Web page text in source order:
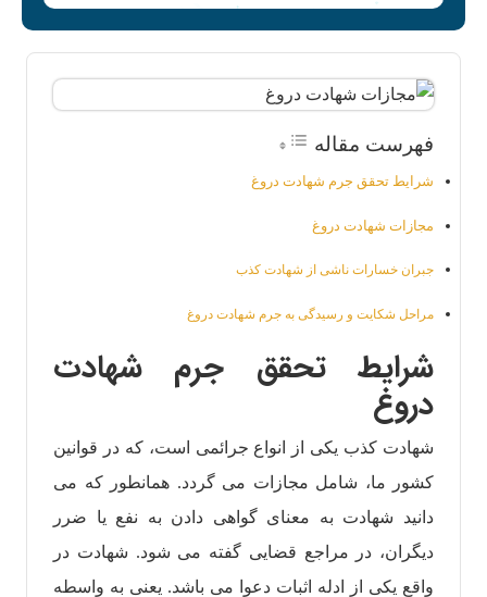
فهرست مقاله
شرایط تحقق جرم شهادت دروغ
مجازات شهادت دروغ
جبران خسارات ناشی از شهادت کذب
مراحل شکایت و رسیدگی به جرم شهادت دروغ
شرایط تحقق جرم شهادت
دروغ
شهادت کذب یکی از انواع جرائمی است، که در قوانین
کشور ما، شامل مجازات می گردد. همانطور که می
دانید شهادت به معنای گواهی دادن به نفع یا ضرر
دیگران، در مراجع قضایی گفته می شود. شهادت در
واقع یکی از ادله اثبات دعوا می باشد. یعنی به واسطه